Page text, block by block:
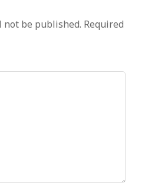
not be published. Required